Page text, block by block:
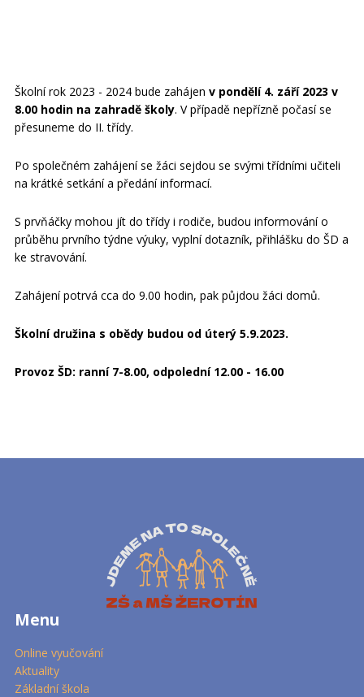
Školní rok 2023 - 2024 bude zahájen v pondělí 4. září 2023 v
8.00 hodin na zahradě školy. V případě nepřízně počasí se
přesuneme do II. třídy.
Po společném zahájení se žáci sejdou se svými třídními učiteli
na krátké setkání a předání informací.
S prvňáčky mohou jít do třídy i rodiče, budou informování o
průběhu prvního týdne výuky, vyplní dotazník, přihlášku do ŠD a
ke stravování.
Zahájení potrvá cca do 9.00 hodin, pak půjdou žáci domů.
Školní družina s obědy budou od úterý 5.9.2023.
Provoz ŠD: ranní 7-8.00, odpolední 12.00 - 16.00
Menu
Online vyučování
Aktuality
Základní škola